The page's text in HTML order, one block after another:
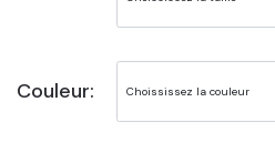
Couleur: